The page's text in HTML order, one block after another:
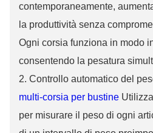
contemporaneamente,
la produttività senza
Ogni corsia funziona in modo
consentendo la pesatura
2. Controllo automatico del
multi-corsia per bustine
per misurare il peso di ogni